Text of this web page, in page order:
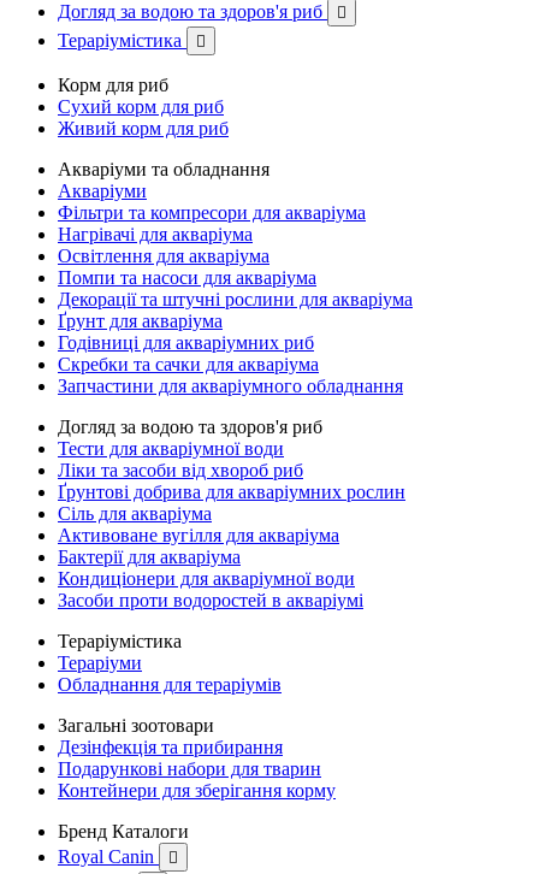
Догляд за водою та здоров'я риб 
Тераріумістика 
Корм для риб
Сухий корм для риб
Живий корм для риб
Акваріуми та обладнання
Акваріуми
Фільтри та компресори для акваріума
Нагрівачі для акваріума
Освітлення для акваріума
Помпи та насоси для акваріума
Декорації та штучні рослини для акваріума
Ґрунт для акваріума
Годівниці для акваріумних риб
Скребки та сачки для акваріума
Запчастини для акваріумного обладнання
Догляд за водою та здоров'я риб
Тести для акваріумної води
Ліки та засоби від хвороб риб
Ґрунтові добрива для акваріумних рослин
Сіль для акваріума
Активоване вугілля для акваріума
Бактерії для акваріума
Кондиціонери для акваріумної води
Засоби проти водоростей в акваріумі
Тераріумістика
Тераріуми
Обладнання для тераріумів
Загальні зоотовари
Дезінфекція та прибирання
Подарункові набори для тварин
Контейнери для зберігання корму
Бренд Каталоги
Royal Canin
